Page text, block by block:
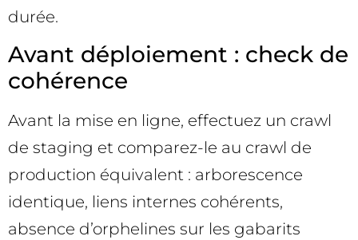
durée.
Avant déploiement : check de
cohérence
Avant la mise en ligne, effectuez un crawl
de staging et comparez-le au crawl de
production équivalent : arborescence
identique, liens internes cohérents,
absence d’orphelines sur les gabarits